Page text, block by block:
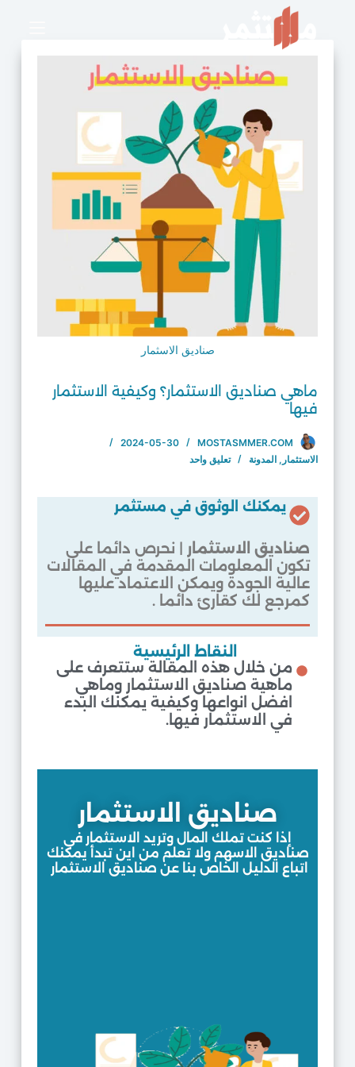
صناديق الاسثمار
ماهي صناديق الاستثمار؟ وكيفية الاستثمار
فيها
MOSTASMMER.COM
2024-05-30
الاستثمار , المدونة تعليق واحد
يمكنك الوثوق في مستثمر
صناديق الاستثمار | نحرص دائما على
تكون المعلومات المقدمة في المقالات
عالية الجودة ويمكن الاعتماد عليها
كمرجع لك كقارئ دائما .
النقاط الرئيسية
من خلال هذه المقالة ستتعرف على
ماهية صناديق الاستثمار وماهي
افضل انواعها وكيفية يمكنك البدء
في الاستثمار فيها.
صناديق الاستثمار
إذا كنت تملك المال وتريد الاستثمار في
صناديق الاسهم ولا تعلم من اين تبدأ يمكنك
اتباع الدليل الخاص بنا عن صناديق الاستثمار